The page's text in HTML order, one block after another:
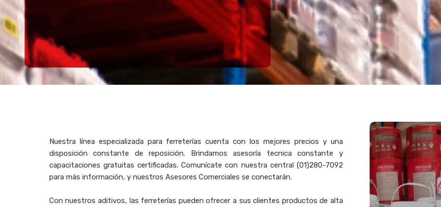
Nuestra línea especializada para ferreterías cuenta con los mejores precios y una
disposición constante de reposición. Brindamos asesoría tecnica constante y
capacitaciones gratuitas certificadas. Comunícate con nuestra central (01)280-7092
para más información, y nuestros Asesores Comerciales se conectarán.
Con nuestros aditivos, las ferreterías pueden ofrecer a sus clientes productos de alta